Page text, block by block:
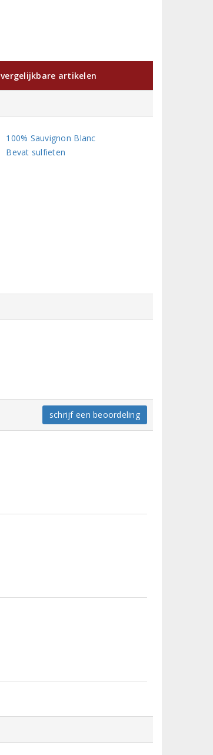
vergelijkbare artikelen
100% Sauvignon Blanc
Bevat sulfieten
schrijf een beoordeling